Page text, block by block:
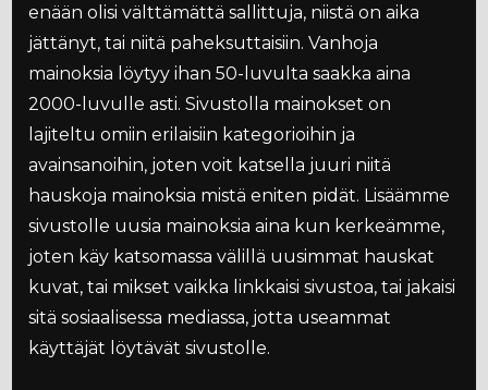
enään olisi välttämättä sallittuja, niistä on aika
jättänyt, tai niitä paheksuttaisiin. Vanhoja
mainoksia löytyy ihan 50-luvulta saakka aina
2000-luvulle asti. Sivustolla mainokset on
lajiteltu omiin erilaisiin kategorioihin ja
avainsanoihin, joten voit katsella juuri niitä
hauskoja mainoksia mistä eniten pidät. Lisäämme
sivustolle uusia mainoksia aina kun kerkeämme,
joten käy katsomassa välillä uusimmat hauskat
kuvat, tai mikset vaikka linkkaisi sivustoa, tai jakaisi
sitä sosiaalisessa mediassa, jotta useammat
käyttäjät löytävät sivustolle.